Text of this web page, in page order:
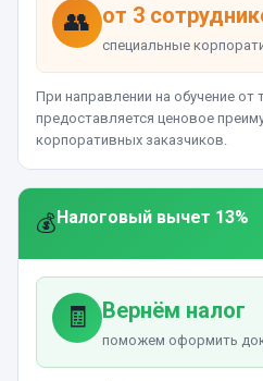
👥 от 3
специальные
При направлении на обучение от
предоставляется ценовое
корпоративных заказчиков.
💰Налоговый вычет 13%
🧾 Вернём налог
поможем оформить